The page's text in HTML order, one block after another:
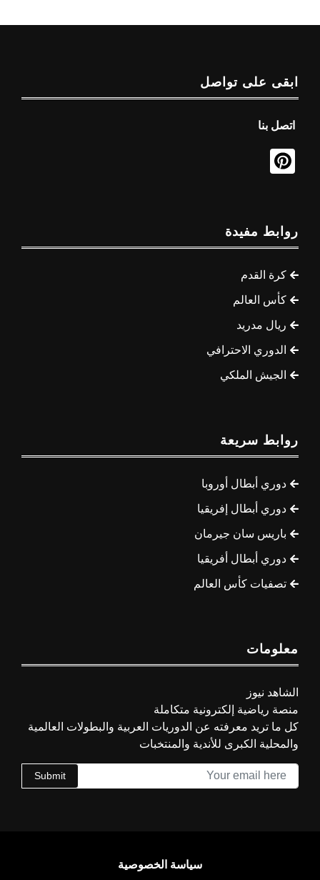
ابقى على تواصل
اتصل بنا
روابط مفيدة
كرة القدم
كأس العالم
ريال مدريد
الدوري الاحترافي
الجيش الملكي
روابط سريعة
دوري أبطال أوروبا
دوري أبطال إفريقيا
باريس سان جيرمان
دوري أبطال أفريقيا
تصفيات كأس العالم
معلومات
الشاهد نيوز
منصة رياضية إلكترونية متكاملة
كل ما تريد معرفته عن الدوريات العربية والبطولات العالمية
والمحلية الكبرى للأندية والمنتخبات
Submit
سياسة الخصوصية